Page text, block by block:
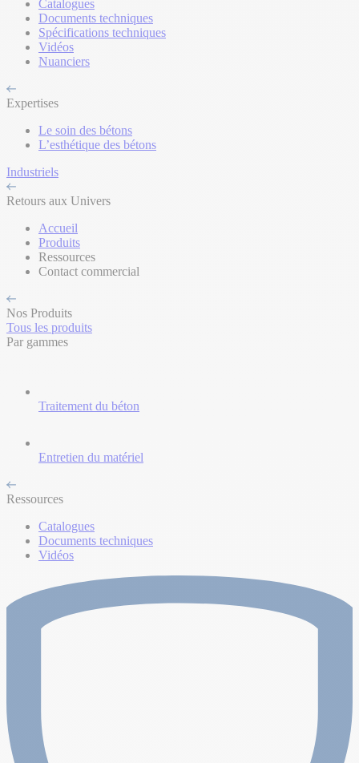
Catalogues
Documents techniques
Spécifications techniques
Vidéos
Nuanciers
Expertises
Le soin des bétons
L’esthétique des bétons
Industriels
Retours aux Univers
Accueil
Produits
Ressources
Contact commercial
Nos Produits
Tous les produits
Par gammes
Traitement du béton
Entretien du matériel
Ressources
Catalogues
Documents techniques
Vidéos